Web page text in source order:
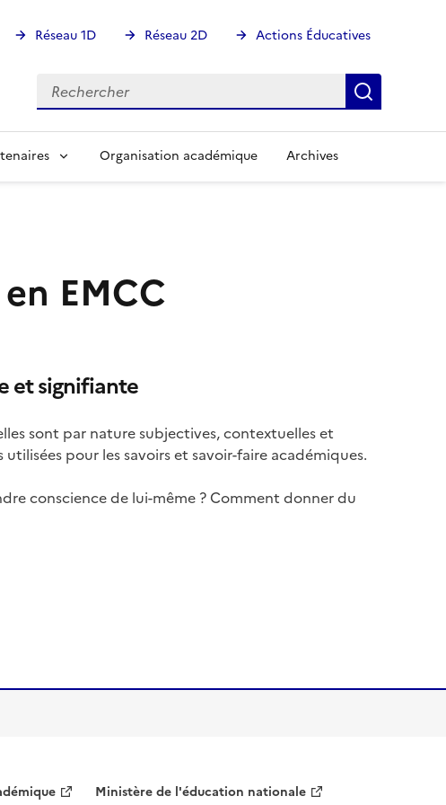
Réseau 1D Réseau 2D Actions Éducatives
Rechercher
Rechercher
Organisation académique Archives
EMCC
et signifiante
sont par nature subjectives, contextuelles et
pour les savoirs et savoir-faire académiques.
conscience de lui-même ? Comment donner du
Ministère de l'éducation nationale